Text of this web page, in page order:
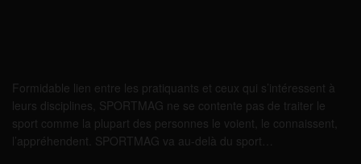
Formidable lien entre les pratiquants et ceux qui s’intéressent à
leurs disciplines, SPORTMAG ne se contente pas de traiter le
sport comme la plupart des personnes le voient, le connaissent,
l’appréhendent. SPORTMAG va au-delà du sport…